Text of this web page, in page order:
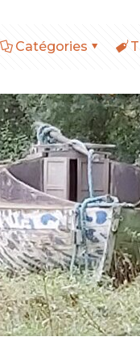
Catégories